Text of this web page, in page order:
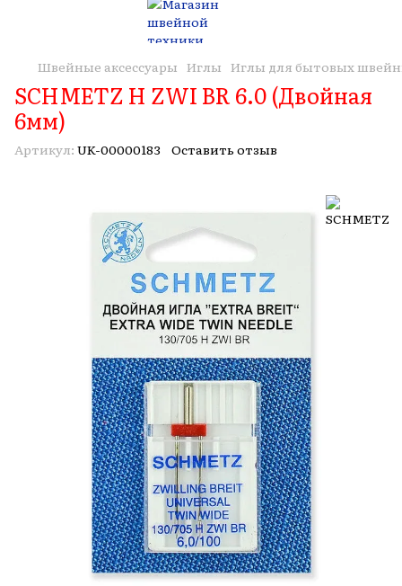
Швейные аксессуары Иглы Иглы для бытовых
SCHMETZ H ZWI BR 6.0 (Двойная
6мм)
Артикул: UK-00000183 Оставить отзыв